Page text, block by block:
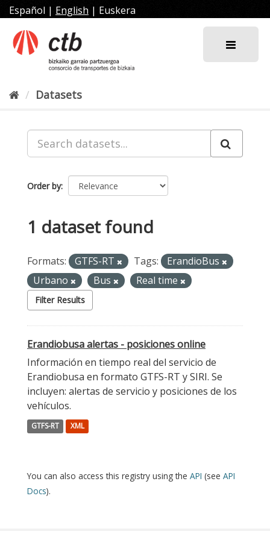
Skip
to
content
Español | English | Euskera
Datasets
Order by
1 dataset found
Formats: GTFS-RT Tags:
ErandioBus
Urbano
Bus Real time
Filter Results
Erandiobusa alertas - posiciones online
Información en tiempo real del servicio de
Erandiobusa en formato GTFS-RT y SIRI. Se
incluyen: alertas de servicio y posiciones de los
vehículos.
GTFS-RT XML
You can also access this registry using the API (see API
Docs).